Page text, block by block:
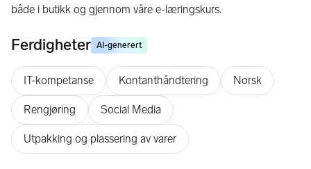
både i butikk og gjennom våre e-læringskurs.
Ferdigheter AI-generert
IT-kompetanse Kontanthåndtering Norsk
Rengjøring Social Media
Utpakking og plassering av varer